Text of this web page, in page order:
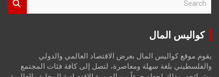
r
كواليس المال
يقوم موقع كواليس المال بعرض الاقتصاد العالمي والدولي
والفلسطيني بلغة سهلة ومعاصرة، لتصل إلى كافة فئات المجتمع